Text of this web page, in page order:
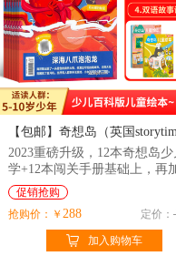
2023重磅升级，12本奇想岛
学+12本闯关手册基础上，再
本奇想岛少儿科普，超值订阅
促销抢购
抢购价：￥ 288 定价：
加入购物车